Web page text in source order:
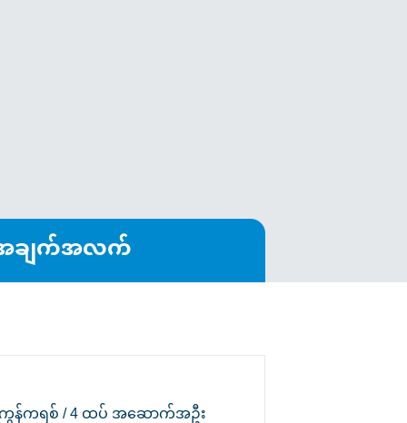
ချက်အလက်
န်ကရစ် / 4 ထပ် အဆောက်အဦး